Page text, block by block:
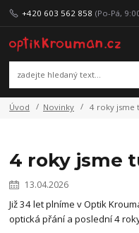
+420 603 562 858 (Po-Pá,
Úvod Novinky 4 roky jsme
4 roky jsme
13.04.2026
Již 34 let plníme v Optik
optická přání a poslední 4